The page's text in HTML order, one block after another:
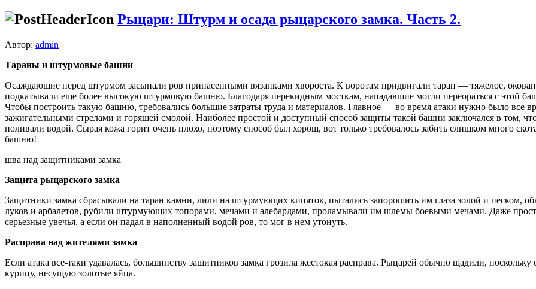
Рыцари: Штурм и осада рыцарского замка. Часть 2.
Автор: admin
Тараны и штурмовые башни
Осаждающие перед штурмом засыпали ров припа­сенными вязанками хвороста. К воротам придвига­ли таран — тяжелое,
подка­тывали еще более высокую штурмовую башню. Благодаря перекидным мосткам, нападавшие мог­ли переораться с этой
Чтобы построить такую башню, требовались большие затраты труда и материалов. Главное — во время атаки нужно было все
зажигательными стрелами и горя­щей смолой. Наиболее простой и доступный спо­соб защиты такой башни заключался в том,
поливали водой. Сырая кожа горит очень плохо, поэтому способ был хорош, вот толь­ко требовалось забить слишком много
башню!
шва над защитниками замка
Защита рыцарского замка
Защитники замка сбрасывали на таран камни, лили на штурмующих кипяток, пытались запорошить им глаза золой и песком,
луков и арбалетов, ру­били штурмующих топо­рами, мечами и алебарда­ми, проламывали им шле­мы боевыми мечами. Даже
серьезные увечья, а если он падал в наполнен­ный водой ров, то мог в нем утонуть.
Расправа над жителями замка
Если атака все-таки удавалась, большинству защитников замка грозила жестокая расправа. Рыцарей обычно щадили,
курицу, несущую золотые яйца.